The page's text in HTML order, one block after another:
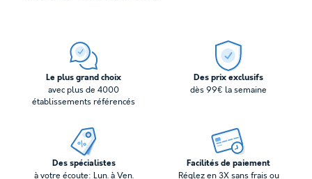
Le plus grand choix
avec plus de 4000
établissements référencés
Des prix exclusifs
dès 99€ la semaine
Des spécialistes
à votre écoute: Lun. à Ven.
Facilités de paiement
Réglez en 3X sans frais ou